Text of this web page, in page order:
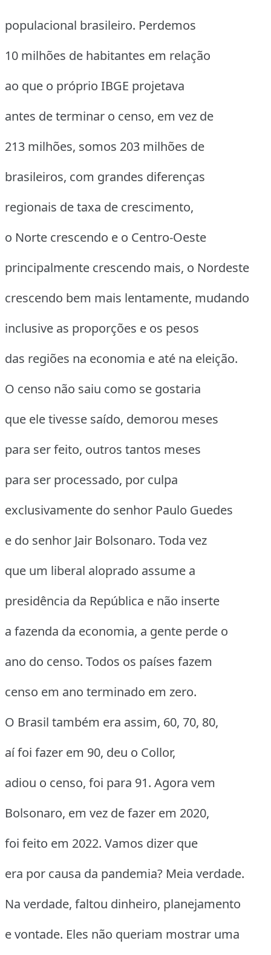
populacional brasileiro. Perdemos
10 milhões de habitantes em relação
ao que o próprio IBGE projetava
antes de terminar o censo, em vez de
213 milhões, somos 203 milhões de
brasileiros, com grandes diferenças
regionais de taxa de crescimento,
o Norte crescendo e o Centro-Oeste
principalmente crescendo mais, o Nordeste
crescendo bem mais lentamente, mudando
inclusive as proporções e os pesos
das regiões na economia e até na eleição.
O censo não saiu como se gostaria
que ele tivesse saído, demorou meses
para ser feito, outros tantos meses
para ser processado, por culpa
exclusivamente do senhor Paulo Guedes
e do senhor Jair Bolsonaro. Toda vez
que um liberal aloprado assume a
presidência da República e não inserte
a fazenda da economia, a gente perde o
ano do censo. Todos os países fazem
censo em ano terminado em zero.
O Brasil também era assim, 60, 70, 80,
aí foi fazer em 90, deu o Collor,
adiou o censo, foi para 91. Agora vem
Bolsonaro, em vez de fazer em 2020,
foi feito em 2022. Vamos dizer que
era por causa da pandemia? Meia verdade.
Na verdade, faltou dinheiro, planejamento
e vontade. Eles não queriam mostrar uma